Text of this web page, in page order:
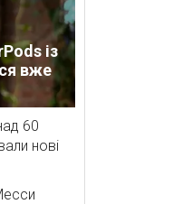
із
вже
60
нові